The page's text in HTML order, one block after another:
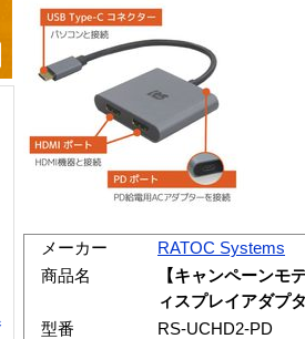
メーカー
RATOC Systems
商品名
【キャンペーンモ
ィスプレイアダプ
型番
RS-UCHD2-PD